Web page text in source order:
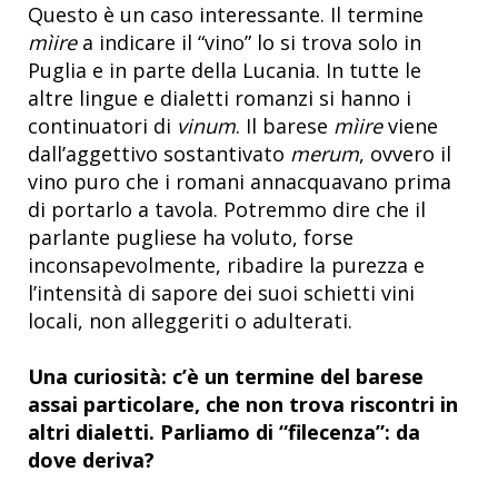
Questo è un caso interessante. Il termine
mìirea indicare il “vino” lo si trova solo in
Puglia e in parte della Lucania. In tutte le
altre lingue e dialetti romanzi si hanno i
continuatori di vinum. Il barese mìireviene
dall’aggettivo sostantivato merum, ovvero il
vino puro che i romani annacquavano prima
di portarlo a tavola. Potremmo dire che il
parlante pugliese ha voluto, forse
inconsapevolmente, ribadire la purezza e
l’intensità di sapore dei suoi schietti vini
locali, non alleggeriti o adulterati.
Una curiosità: c’è un termine del barese
assai particolare, che non trova riscontri in
altri dialetti. Parliamo di “filecenza”: da
dove deriva?